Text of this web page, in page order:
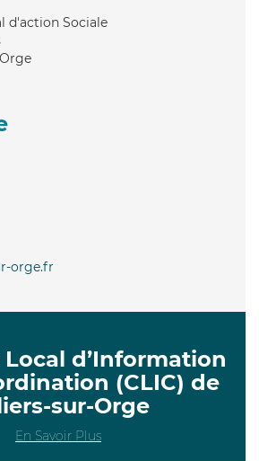
d'action Sociale
orge.fr
Local d’Information
(CLIC) de
sur-Orge
En Savoir Plus